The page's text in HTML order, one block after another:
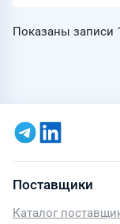
Показаны записи
Поставщики
Каталог